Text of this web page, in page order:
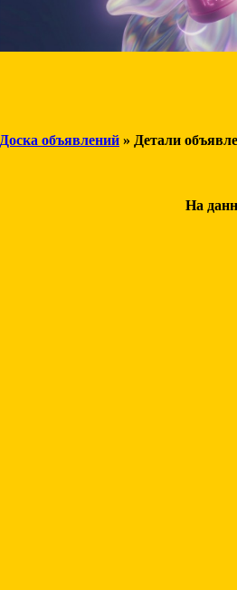
Доска объявлений » Детали
На